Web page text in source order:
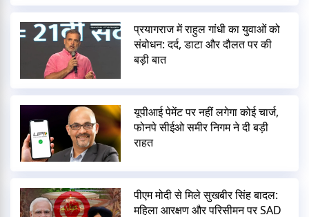
प्रयागराज में राहुल गांधी का युवाओं को
संबोधन: दर्द, डाटा और दौलत पर की
बड़ी बात
यूपीआई पेमेंट पर नहीं लगेगा कोई चार्ज,
फोनपे सीईओ समीर निगम ने दी बड़ी
राहत
पीएम मोदी से मिले सुखबीर सिंह बादल:
महिला आरक्षण और परिसीमन पर SAD